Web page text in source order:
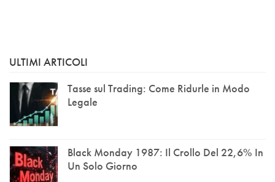
ULTIMI ARTICOLI
Tasse sul Trading: Come Ridurle in Modo
Legale
Black Monday 1987: Il Crollo Del 22,6% In
Un Solo Giorno